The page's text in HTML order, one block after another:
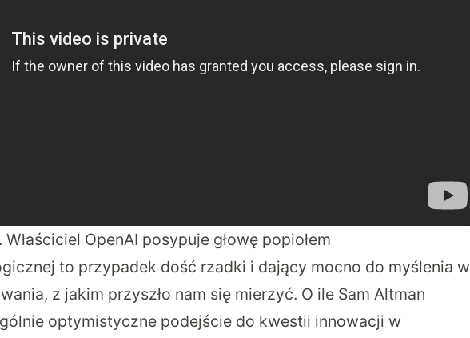
OpenAI posypuje głowę popiołem
to przypadek dość rzadki i dający mocno do myślenia w
z jakim przyszło nam się mierzyć. O ile Sam Altman
optymistyczne podejście do kwestii innowacji w